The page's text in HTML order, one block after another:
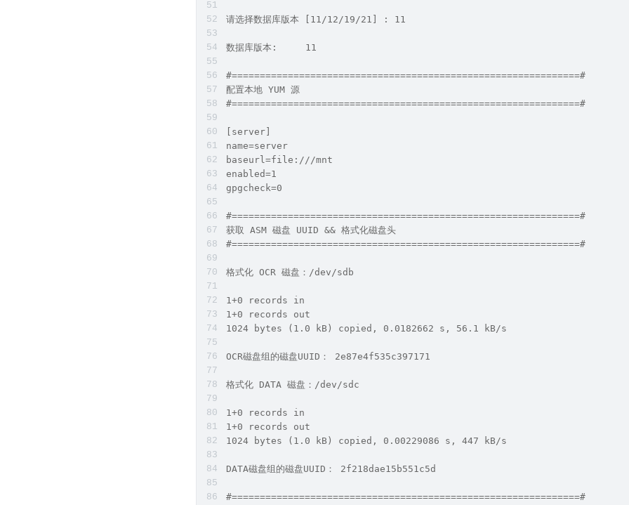
请选择数据库版本 [11/12/19/21] : 11
数据库版本:
配置本地
[server]
name=server
baseurl=file:///mnt
enabled=1
gpgcheck=0
获取 ASM 磁盘 UUID
格式化 OCR 磁盘
1+0 records in
1+0 records out
1024 bytes (1.0 kB) copied, 0.0182662 s, 56.1 kB/s
OCR磁盘组的磁盘UUID：
格式化 DATA 磁盘
1+0 records in
1+0 records out
1024 bytes (1.0 kB) copied, 0.00229086 s, 447 kB/s
DATA磁盘组的磁盘UUID：